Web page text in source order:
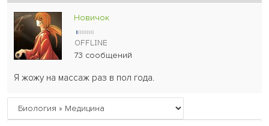
Новичок
73 сообщений
Я жожу на массаж раз в пол года.